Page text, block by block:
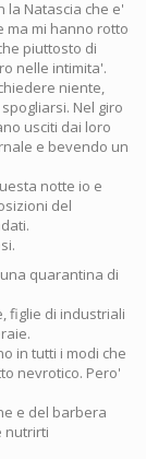
la Natascia che e'
ma mi hanno rotto
piuttosto di
nelle intimita'.
niente,
Nel giro
usciti dai loro
e bevendo un
notte io e
del
quarantina di
figlie di industriali
in tutti i modi che
nevrotico. Pero'
e del barbera
nutrirti